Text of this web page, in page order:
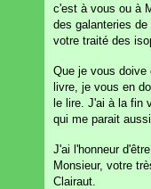
c'est à vous ou à
des galanteries
votre traité des
Que je vous doive
livre, je vous en
le lire. J'ai à la fin
qui me parait
J'ai l'honneur
Monsieur, votre
Clairaut.